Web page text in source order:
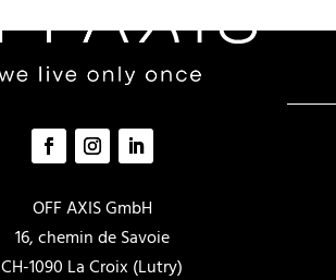
auf.
Optionen
der
Produktseite
gewählt
auf.
können
OFF AXIS GmbH
16, chemin de Savoie
CH-1090 La Croix (Lutry)